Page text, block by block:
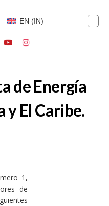
EN (IN)
de Energía
y El Caribe.
1,
de